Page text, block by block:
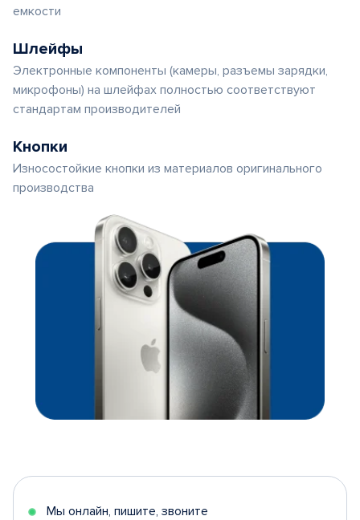
емкости
Шлейфы
Электронные компоненты (камеры, разъемы зарядки,
микрофоны) на шлейфах полностью соответствуют
стандартам производителей
Кнопки
Износостойкие кнопки из материалов оригинального
производства
Мы онлайн, пишите, звоните